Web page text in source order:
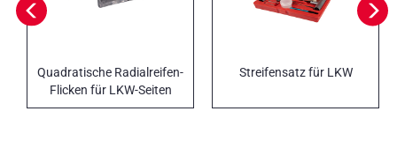
Quadratische Radialreifen-
Flicken für LKW-Seiten
Streifensatz für LKW